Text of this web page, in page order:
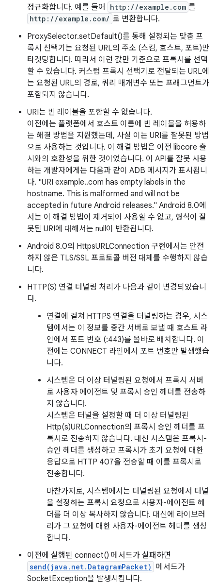
정규화합니다. 예를 들어
http://example.com 를
http://example.com/ 로 변환합니다.
ProxySelector.setDefault()를 통해 설정되는 맞춤 프
록시 선택기는 요청된 URL의 주소 (스킴, 호스트, 포트)만
타겟팅합니다. 따라서 이런 값만 기준으로 프록시를 선택
할 수 있습니다. 커스텀 프록시 선택기로 전달되는 URL에
는 요청된 URL의 경로, 쿼리 매개변수 또는 프래그먼트가
포함되지 않습니다.
URI는 빈 레이블을 포함할 수 없습니다.
이전에는 플랫폼에서 호스트 이름에 빈 레이블을 허용하
는 해결 방법을 지원했는데, 사실 이는 URI를 잘못된 방법
으로 사용하는 것입니다. 이 해결 방법은 이전 libcore 출
시와의 호환성을 위한 것이었습니다. 이 API를 잘못 사용
하는 개발자에게는 다음과 같이 ADB 메시지가 표시됩니
다. "URI example..com has empty labels in the
hostname. This is malformed and will not be
accepted in future Android releases." Android 8.0에
서는 이 해결 방법이 제거되어 사용할 수 없고, 형식이 잘
못된 URI에 대해서는 null이 반환됩니다.
Android 8.0의 HttpsURLConnection 구현에서는 안전
하지 않은 TLS/SSL 프로토콜 버전 대체를 수행하지 않습
니다.
HTTP(S) 연결 터널링 처리가 다음과 같이 변경되었습니
다.
연결에 걸쳐 HTTPS 연결을 터널링하는 경우, 시스
템에서는 이 정보를 중간 서버로 보낼 때 호스트 라
인에서 포트 번호 (:443)를 올바로 배치합니다. 이
전에는 CONNECT 라인에서 포트 번호만 발생했습
니다.
시스템은 더 이상 터널링된 요청에서 프록시 서버
로 사용자 에이전트 및 프록시 승인 헤더를 전송하
지 않습니다.
시스템은 터널을 설정할 때 더 이상 터널링된
Http(s)URLConnection의 프록시 승인 헤더를 프
록시로 전송하지 않습니다. 대신 시스템은 프록시-
승인 헤더를 생성하고 프록시가 초기 요청에 대한
응답으로 HTTP 407을 전송할 때 이를 프록시로
전송합니다.
마찬가지로, 시스템에서는 터널링된 요청에서 터널
을 설정하는 프록시 요청으로 사용자-에이전트 헤
더를 더 이상 복사하지 않습니다. 대신에 라이브러
리가 그 요청에 대한 사용자-에이전트 헤더를 생성
합니다.
이전에 실행된 connect() 메서드가 실패하면
send(java.net.DatagramPacket)
메서드가
SocketException을 발생시킵니다.